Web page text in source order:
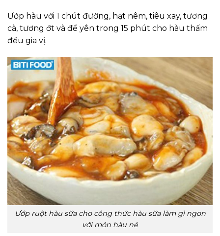
Ướp hàu với 1 chút đường, hạt nêm, tiêu xay, tương
cà, tương ớt và để yên trong 15 phút cho hàu thấm
đều gia vị.
Ướp ruột hàu sữa cho công thức hàu sữa làm gì ngon
với món hàu né